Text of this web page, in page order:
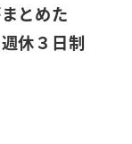
とめた
休３日制